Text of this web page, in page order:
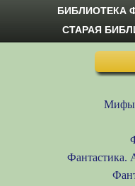
БИБЛИОТЕКА
СТАРАЯ
Фантастика.